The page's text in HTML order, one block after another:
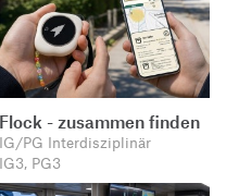
Flock - zusammen finden
IG/PG Interdisziplinär
IG3, PG3